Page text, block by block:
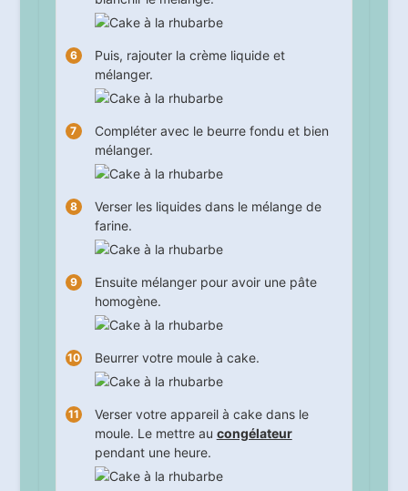
Puis, rajouter la crème liquide et
mélanger.
Compléter avec le beurre fondu et bien
mélanger.
Verser les liquides dans le mélange de
farine.
Ensuite mélanger pour avoir une pâte
homogène.
Beurrer votre moule à cake.
Verser votre appareil à cake dans le
moule. Le mettre au congélateur
pendant uneheure.